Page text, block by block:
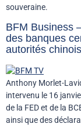
souveraine.
BFM Business
des banques
autorités
Anthony Morlet-
intervenu le 16
de la FED et de la
ainsi que des